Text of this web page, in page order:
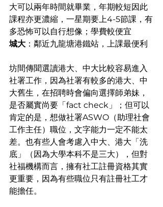
大可以兩年時間就畢業，年期較短因此
課程亦更濃縮，一星期要上4-5節課，有
多恐怖可以自行想像；學費較便宜
城大 ：鄰近九龍塘港鐵站，上課最便利
坊間傳聞選讀港大、中大比較容易進入
社署工作，因為社署有較多的港大、中
大舊生，在招聘時會偏向選擇師弟妹，
是否屬實尚要「fact check」；但可以
肯定的是，想做社署ASWO（助理社會
工作主任）職位，文字能力一定不能太
差。也有些人會考慮入中大、港大「洗
底」（因為大學本科不是三大），但對
社福機構而言，擁有社工註冊資格其實
更重要，因為有些職位只有註冊社工才
能擔任。